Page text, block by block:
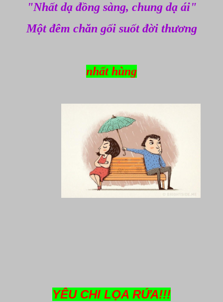
"Nhất dạ đồng sàng, chung dạ ái"
Một đêm chăn gối suốt đời thương
nhất hùng
YÊU CHI LỌA RỨA!!!